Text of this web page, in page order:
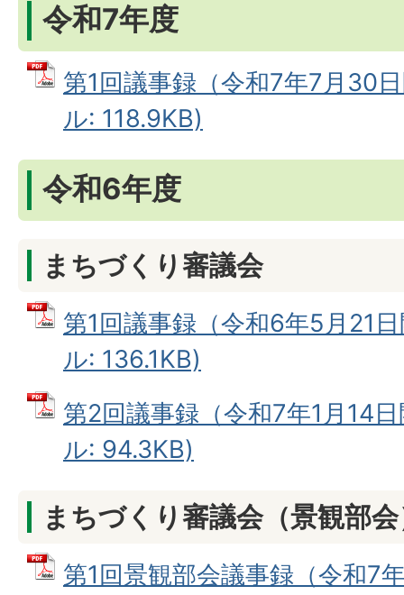
令和7年度
第1回議事録（令和7年7月30
ル: 118.9KB)
令和6年度
まちづくり審議会
第1回議事録（令和6年5月21
ル: 136.1KB)
第2回議事録（令和7年1月14
ル: 94.3KB)
まちづくり審議会（景観部
第1回景観部会議事録（令和7